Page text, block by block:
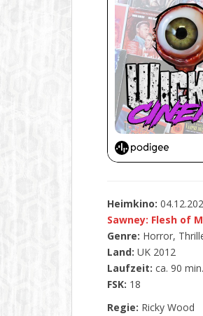
Heimkino:
Sawney: Flesh of
Genre: Horror,
Land: UK 2012
Laufzeit: ca. 90 min.
FSK: 18
Regie: Ricky Wood